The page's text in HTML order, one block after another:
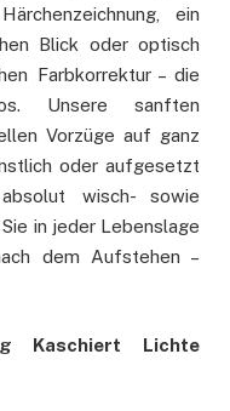
ein
Blick oder optisch
Farbkorrektur – die
Unsere sanften
Vorzüge auf ganz
oder aufgesetzt
wisch- sowie
in jeder Lebenslage
dem Aufstehen –
Kaschiert Lichte